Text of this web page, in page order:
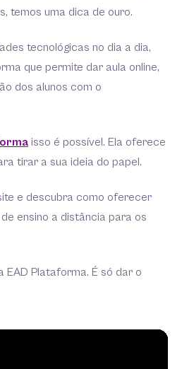
temos uma dica de ouro.
tecnológicas no dia a dia,
que permite dar aula online,
dos alunos com o
isso é possível. Ela oferece
tirar a sua ideia do papel.
e descubra como oferecer
ensino a distância para os
EAD Plataforma. É só dar o